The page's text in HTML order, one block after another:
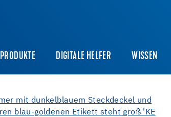
PRODUKTE DIGITALE HELFER WISSEN